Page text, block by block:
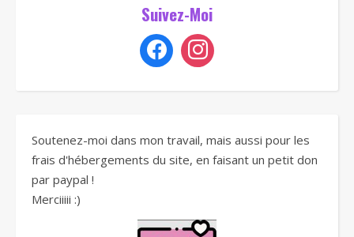
Suivez-Moi
Soutenez-moi dans mon travail, mais aussi pour les
frais d'hébergements du site, en faisant un petit don
par paypal !
Merciiiii :)